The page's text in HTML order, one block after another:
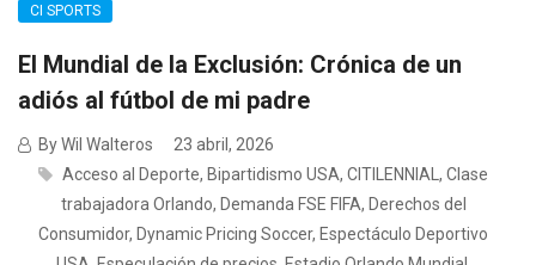
CI SPORTS
El Mundial de la Exclusión: Crónica de un
adiós al fútbol de mi padre
By Wil Walteros
23 abril, 2026
Acceso al Deporte, Bipartidismo USA, CITILENNIAL , Clase
trabajadora Orlando, Demanda FSE FIFA, Derechos del
Consumidor, Dynamic Pricing Soccer, Espectáculo Deportivo